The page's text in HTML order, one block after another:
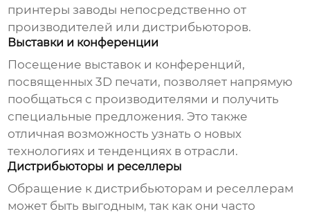
принтеры заводы непосредственно от
производителей или дистрибьюторов.
Выставки и конференции
Посещение выставок и конференций,
посвященных 3D печати, позволяет напрямую
пообщаться с производителями и получить
специальные предложения. Это также
отличная возможность узнать о новых
технологиях и тенденциях в отрасли.
Дистрибьюторы и реселлеры
Обращение к дистрибьюторам и реселлерам
может быть выгодным, так как они часто